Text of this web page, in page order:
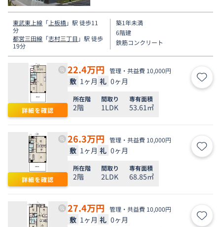
東武東上線 「上板橋」駅 徒歩11
分
都営三田線 「志村三丁目 」駅 徒歩
19分
築1年未満
6階建
鉄筋コンクリート
詳細を確認
22.4万円 管理・共益費 10,000円
敷 1ヶ月 礼 0ヶ月 お気
所在階
2階
間取り
1LDK
専有面積
53.61㎡
詳細を確認
26.3万円 管理・共益費 10,000円
敷 1ヶ月 礼 0ヶ月 お気
所在階
2階
間取り
2LDK
専有面積
68.85㎡
27.4万円 管理・共益費 10,000円
敷 1ヶ月 礼 0ヶ月 お気